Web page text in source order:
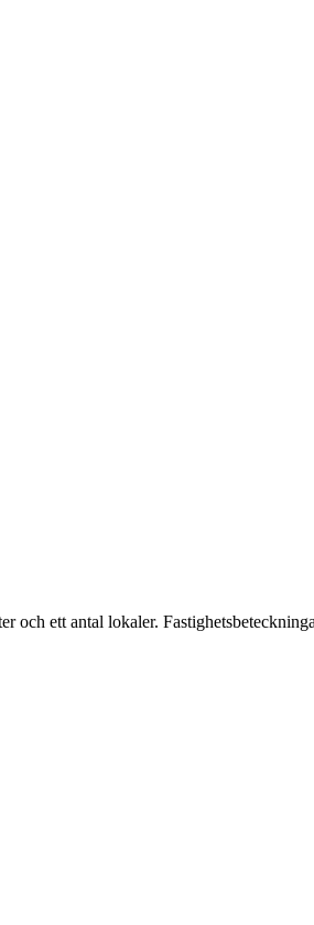
ett antal lokaler.